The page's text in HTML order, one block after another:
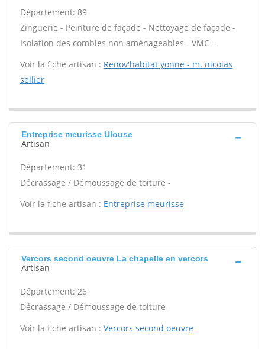
Département: 89
Zinguerie - Peinture de façade - Nettoyage de façade -
Isolation des combles non aménageables - VMC -
Voir la fiche artisan : Renov'habitat yonne - m. nicolas
sellier
Entreprise meurisse Ulouse
Artisan
Département: 31
Décrassage / Démoussage de toiture -
Voir la fiche artisan : Entreprise meurisse
Vercors second oeuvre La chapelle en vercors
Artisan
Département: 26
Décrassage / Démoussage de toiture -
Voir la fiche artisan : Vercors second oeuvre